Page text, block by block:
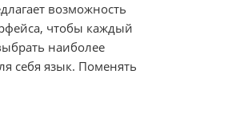
возможность
чтобы каждый
наиболее
себя язык. Поменять